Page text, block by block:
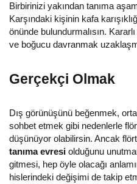
Birbirinizi yakından tanıma
Karşındaki kişinin kafa
önünde bulundurmalısın.
ve boğucu davranmak
Gerçekçi Olmak
Dış görünüşünü beğenmek,
sohbet etmek gibi nedenlerle
düşünüyor olabilirsin. Ancak
tanıma evresi olduğunu
gitmesi, hep öyle olacağı
hislerindeki değişimi de takip